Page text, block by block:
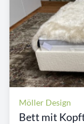
Möller Design
Bett mit